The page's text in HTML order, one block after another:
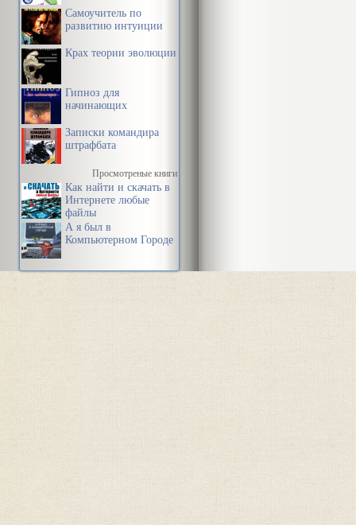
Самоучитель по
развитию интуиции
Крах теории эволюции
Гипноз для
начинающих
Записки командира
штрафбата
Просмотреные книги
Как найти и скачать в
Интернете любые
файлы
А я был в
Компьютерном Городе